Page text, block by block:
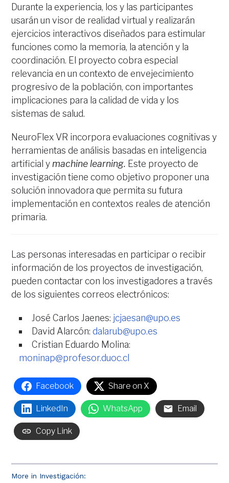
More in Investigación:
Durante la experiencia, los y las participantes
usarán un visor de realidad virtual y realizarán
ejercicios interactivos diseñados para estimular
funciones como la memoria, la atención y la
coordinación. El proyecto cobra especial
relevancia en un contexto de envejecimiento
progresivo de la población, con importantes
implicaciones para la calidad de vida y los
sistemas de salud.
NeuroFlex VR incorpora evaluaciones cognitivas y
herramientas de análisis basadas en inteligencia
artificial ymachine learning. Este proyecto de
investigación tiene como objetivo proponer una
solución innovadora que permita su futura
implementación en contextos reales de atención
primaria.
Las personas interesadas en participar o recibir
información de los proyectos de investigación,
pueden contactar con los investigadores a través
de los siguientes correos electrónicos:
José Carlos Jaenes: jcjaesan@upo.es
David Alarcón: dalarub@upo.es
Cristian Eduardo Molina:
moninap@profesor.duoc.cl
Facebook Share on X
LinkedIn WhatsApp Email
Copy Link